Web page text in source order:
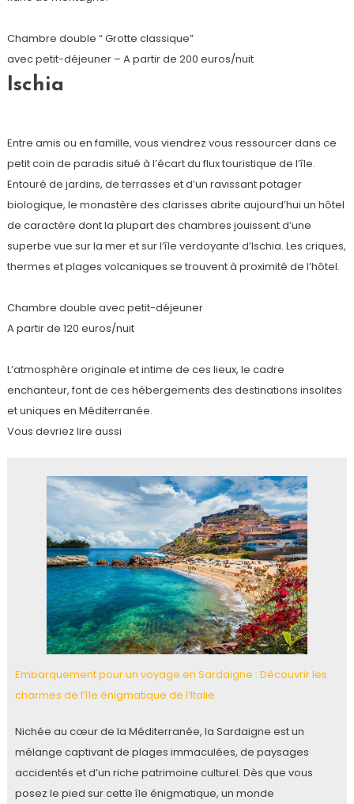
Chambre double “ Grotte classique”
avec petit-déjeuner – A partir de 200 euros/nuit
Ischia
Entre amis ou en famille, vous viendrez vous ressourcer dans ce
petit coin de paradis situé à l’écart du flux touristique de l’île.
Entouré de jardins, de terrasses et d’un ravissant potager
biologique, le monastère des clarisses abrite aujourd’hui un hôtel
de caractère dont la plupart des chambres jouissent d’une
superbe vue sur la mer et sur l’île verdoyante d’Ischia. Les criques,
thermes et plages volcaniques se trouvent à proximité de l’hôtel.
Chambre double avec petit-déjeuner
A partir de 120 euros/nuit
L’atmosphère originale et intime de ces lieux, le cadre
enchanteur, font de ces hébergements des destinations insolites
et uniques en Méditerranée.
Vous devriez lire aussi
Embarquement pour un voyage en Sardaigne : Découvrir les
charmes de l’île énigmatique de l’Italie
Nichée au cœur de la Méditerranée, la Sardaigne est un
mélange captivant de plages immaculées, de paysages
accidentés et d’un riche patrimoine culturel. Dès que vous
posez le pied sur cette île énigmatique, un monde